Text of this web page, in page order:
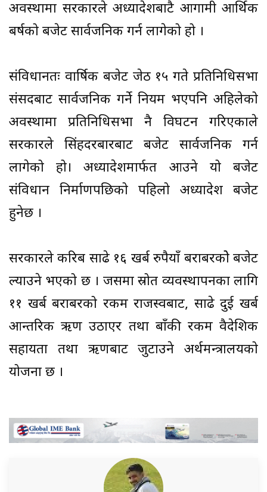
अवस्थामा सरकारले अध्यादेशबाटै आगामी आर्थिक
बर्षको बजेट सार्वजनिक गर्न लागेको हो ।
संविधानतः वार्षिक बजेट जेठ १५ गते प्रतिनिधिसभा
संसदबाट सार्वजनिक गर्ने नियम भएपनि अहिलेको
अवस्थामा प्रतिनिधिसभा नै विघटन गरिएकाले
सरकारले सिंहदरबारबाट बजेट सार्वजनिक गर्न
लागेको हो। अध्यादेशमार्फत आउने यो बजेट
संविधान निर्माणपछिको पहिलो अध्यादेश बजेट
हुनेछ ।
सरकारले करिब साढे १६ खर्ब रुपैयाँ बराबरकोे बजेट
ल्याउने भएको छ । जसमा स्रोत व्यवस्थापनका लागि
११ खर्ब बराबरको रकम राजस्वबाट, साढे दुई खर्ब
आन्तरिक ऋण उठाएर तथा बाँकी रकम वैदेशिक
सहायता तथा ऋणबाट जुटाउने अर्थमन्त्रालयको
योजना छ ।